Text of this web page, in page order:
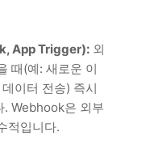
App Trigger): 외
때(예: 새로운 이
이터 전송) 즉시
. Webhook은 외부
적입니다.